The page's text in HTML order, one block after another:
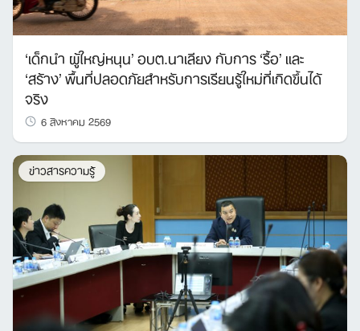
‘เด็กนำ ผู้ใหญ่หนุน’ อบต.นาเลียง กับการ ‘รื้อ’ และ
‘สร้าง’ พื้นที่ปลอดภัยสำหรับการเรียนรู้ใหม่ที่เกิดขึ้นได้
จริง
6 สิงหาคม 2569
ข่าวสารความรู้